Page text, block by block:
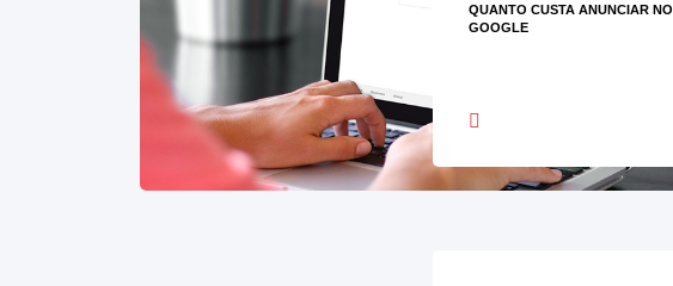
QUANTO CUSTA ANUNCIAR NO
GOOGLE